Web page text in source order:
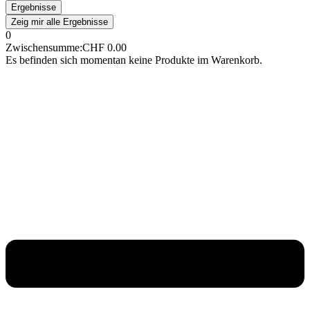
Ergebnisse
Zeig mir alle Ergebnisse
0
Zwischensumme:CHF 0.00
Es befinden sich momentan keine Produkte im Warenkorb.